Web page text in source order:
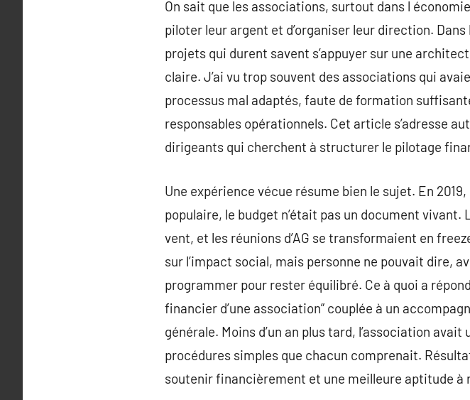
On sait que les associations, surtout dans l
piloter leur argent et d’organiser leur direction.
projets qui durent savent s’appuyer sur une
claire. J’ai vu trop souvent des associations qui
processus mal adaptés, faute de formation
responsables opérationnels. Cet article s’adresse
dirigeants qui cherchent à structurer le pilotage
Une expérience vécue résume bien le sujet. En
populaire, le budget n’était pas un document
vent, et les réunions d’AG se transformaient en
sur l’impact social, mais personne ne pouvait dire,
programmer pour rester équilibré. Ce à quoi a
financier d’une association” couplée à un
générale. Moins d’un an plus tard, l’association
procédures simples que chacun comprenait.
soutenir financièrement et une meilleure aptitude à